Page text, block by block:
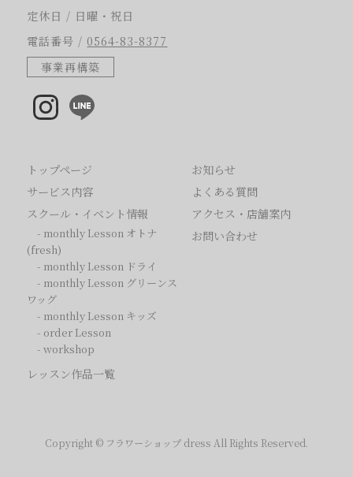
定休日 / 日曜・祝日
電話番号 / 0564-83-8377
事業再構築
トップページ
サービス内容
スクール・イベント情報
- monthly Lesson オトナ
(fresh)
- monthly Lesson ドライ
- monthly Lesson グリーンス
ワッグ
- monthly Lesson キッズ
- order Lesson
-workshop
レッスン作品一覧
お知らせ
よくある質問
アクセス・店舗案内
お問い合わせ
Copyright © フラワーショップ dress All Rights Reserved.